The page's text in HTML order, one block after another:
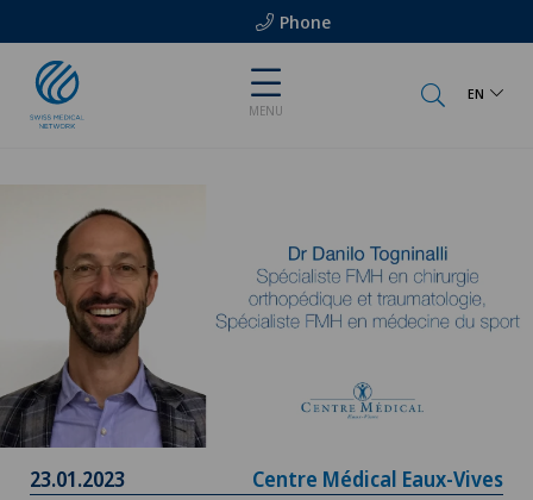
Phone
MENU
EN
23.01.2023 Centre Médical Eaux-Vives